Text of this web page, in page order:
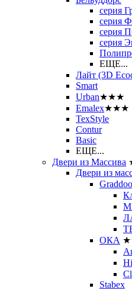
серия
серия
серия
серия
ЕЩЕ...
Лайт (3D
Smart
Urban★★★
Emalex★★★
TexStyle
Contur
Basic
ЕЩЕ...
Двери из Массива
Двери из
ОКА
Stabex